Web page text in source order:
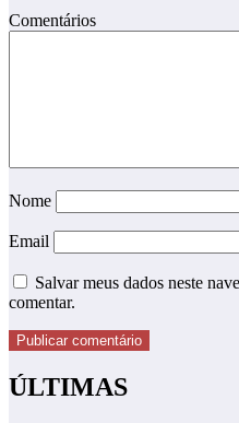
Comentários
Nome
Email
Salvar meus dados neste
comentar.
ÚLTIMAS